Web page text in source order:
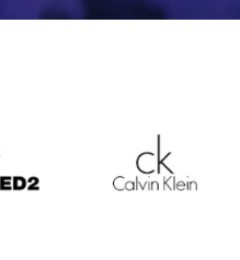
CALVIN KLEIN